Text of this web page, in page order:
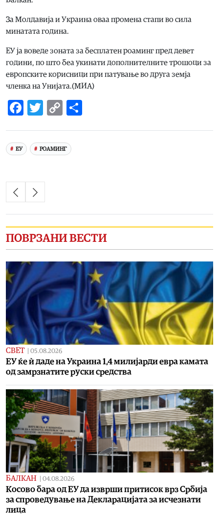
За Молдавија и Украина оваа промена стапи во сила
минатата година.
ЕУ ја воведе зоната за бесплатен роаминг пред девет
години, по што беа укинати дополнителните трошоци за
европските корисници при патување во друга земја
членка на Унијата.(МИА)
Facebook
Twitter
Copy
ЕУ РОАМИНГ
ПОВРЗАНИ ВЕСТИ
СВЕТ 05.08.2026
ЕУ ќе ѝ даде на Украина 1,4 милијарди евра камата
од замрзнатите руски средства
БАЛКАН 04.08.2026
Косово бара од ЕУ да изврши притисок врз Србија
за спроведување на Декларацијата за исчезнати
лица